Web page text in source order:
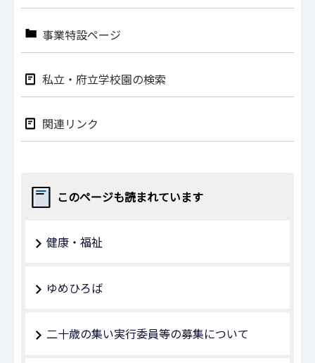
事業特設ページ
私立・府立学校園の検索
関連リンク
このページも読まれています
健康・福祉
ゆめひろば
二十歳の集い実行委員等の募集について